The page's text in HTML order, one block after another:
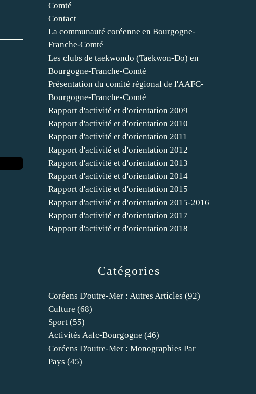
Catégories
Coréens D'outre-Mer : Autres Articles (92)
Culture (68)
Sport (55)
Activités Aafc-Bourgogne (46)
Coréens D'outre-Mer : Monographies Par
Pays (45)
Comté
Contact
La communauté coréenne en Bourgogne-
Franche-Comté
Les clubs de taekwondo (Taekwon-Do) en
Bourgogne-Franche-Comté
Présentation du comité régional de l'AAFC-
Bourgogne-Franche-Comté
Rapport d'activité et d'orientation 2009
Rapport d'activité et d'orientation 2010
Rapport d'activité et d'orientation 2011
Rapport d'activité et d'orientation 2012
Rapport d'activité et d'orientation 2013
Rapport d'activité et d'orientation 2014
Rapport d'activité et d'orientation 2015
Rapport d'activité et d'orientation 2015-2016
Rapport d'activité et d'orientation 2017
Rapport d'activité et d'orientation 2018